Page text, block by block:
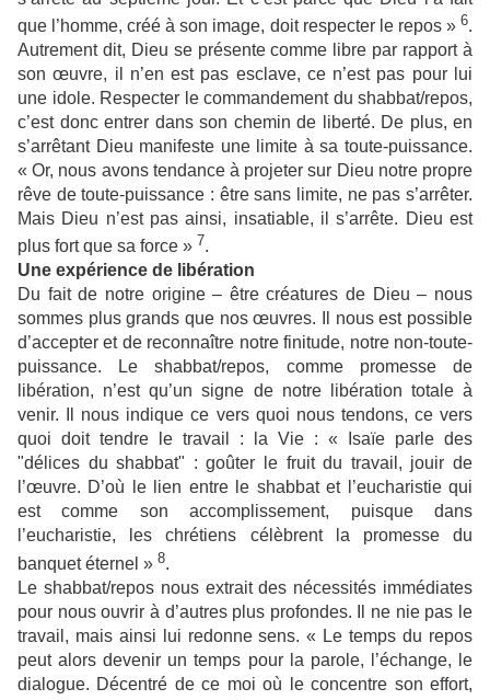
que l’homme, créé à son image, doit respecter le repos » 6.
Autrement dit, Dieu se présente comme libre par rapport à
son œuvre, il n’en est pas esclave, ce n’est pas pour lui
une idole. Respecter le commandement du shabbat/repos,
c’est donc entrer dans son chemin de liberté. De plus, en
s’arrêtant Dieu manifeste une limite à sa toute-puissance.
« Or, nous avons tendance à projeter sur Dieu notre propre
rêve de toute-puissance : être sans limite, ne pas s’arrêter.
Mais Dieu n’est pas ainsi, insatiable, il s’arrête. Dieu est
plus fort que sa force » 7.
Une expérience de libération
Du fait de notre origine – être créatures de Dieu – nous
sommes plus grands que nos œuvres. Il nous est possible
d’accepter et de reconnaître notre finitude, notre non-toute-
puissance. Le shabbat/repos, comme promesse de
libération, n’est qu’un signe de notre libération totale à
venir. Il nous indique ce vers quoi nous tendons, ce vers
quoi doit tendre le travail : la Vie : « Isaïe parle des
"délices du shabbat" : goûter le fruit du travail, jouir de
l’œuvre. D’où le lien entre le shabbat et l’eucharistie qui
est comme son accomplissement, puisque dans
l’eucharistie, les chrétiens célèbrent la promesse du
banquet éternel » 8.
Le shabbat/repos nous extrait des nécessités immédiates
pour nous ouvrir à d’autres plus profondes. Il ne nie pas le
travail, mais ainsi lui redonne sens. « Le temps du repos
peut alors devenir un temps pour la parole, l’échange, le
dialogue. Décentré de ce moi où le concentre son effort,